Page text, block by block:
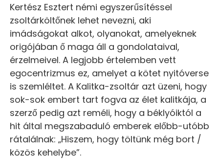
Kertész Esztert némi egyszerűsítéssel
zsoltárköltőnek lehet nevezni, aki
imádságokat alkot, olyanokat, amelyeknek
origójában ő maga áll a gondolataival,
érzelmeivel. A legjobb értelemben vett
egocentrizmus ez, amelyet a kötet nyitóverse
is szemléltet. A Kalitka-zsoltár azt üzeni, hogy
sok-sok embert tart fogva az élet kalitkája, a
szerző pedig azt reméli, hogy a béklyóiktól a
hit által megszabaduló emberek előbb-utóbb
rátalálnak: „Hiszem, hogy töltünk még bort /
közös kehelybe”.